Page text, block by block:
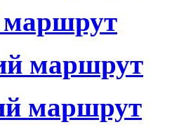
маршрут
маршрут
маршрут